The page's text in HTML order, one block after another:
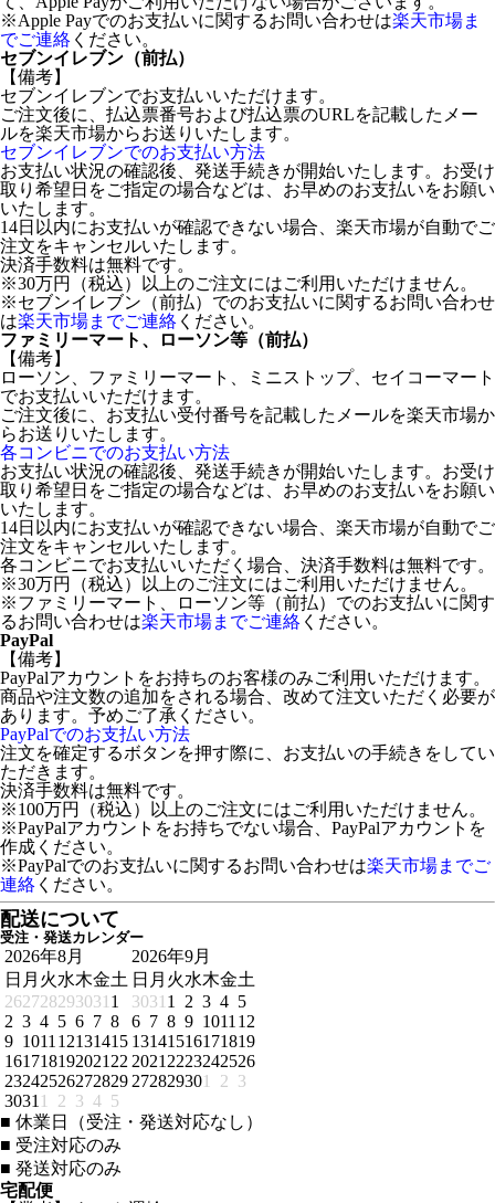
※Apple Payでのお支払いに関するお問い合わせは楽天市場ま
でご連絡 ください。
セブンイレブン（前払）
【備考】
セブンイレブンでお支払いいただけます。
ご注文後に、払込票番号および払込票のURLを記載したメー
ルを楽天市場からお送りいたします。
セブンイレブンでのお支払い方法
お支払い状況の確認後、発送手続きが開始いたします。お受け
取り希望日をご指定の場合などは、お早めのお支払いをお願い
いたします。
14日以内にお支払いが確認できない場合、楽天市場が自動でご
注文をキャンセルいたします。
決済手数料は無料です。
※30万円（税込）以上のご注文にはご利用いただけません。
※セブンイレブン（前払）でのお支払いに関するお問い合わせ
は楽天市場までご連絡 ください。
ファミリーマート、ローソン等（前払）
【備考】
ローソン、ファミリーマート、ミニストップ、セイコーマート
でお支払いいただけます。
ご注文後に、お支払い受付番号を記載したメールを楽天市場か
らお送りいたします。
各コンビニでのお支払い方法
お支払い状況の確認後、発送手続きが開始いたします。お受け
取り希望日をご指定の場合などは、お早めのお支払いをお願い
いたします。
14日以内にお支払いが確認できない場合、楽天市場が自動でご
注文をキャンセルいたします。
各コンビニでお支払いいただく場合、決済手数料は無料です。
※30万円（税込）以上のご注文にはご利用いただけません。
※ファミリーマート、ローソン等（前払）でのお支払いに関す
るお問い合わせは楽天市場までご連絡 ください。
PayPal
【備考】
PayPalアカウントをお持ちのお客様のみご利用いただけます。
商品や注文数の追加をされる場合、改めて注文いただく必要が
あります。予めご了承ください。
PayPalでのお支払い方法
注文を確定するボタンを押す際に、お支払いの手続きをしてい
ただきます。
決済手数料は無料です。
※100万円（税込）以上のご注文にはご利用いただけません。
※PayPalアカウントをお持ちでない場合、PayPalアカウントを
作成ください。
※PayPalでのお支払いに関するお問い合わせは楽天市場までご
連絡 ください。
配送について
受注・発送カレンダー
2026年8月
日 月 火水木金土
262728293031 1
2 3 4 5 6 7 8
9 1011 12131415
161718192021 22
23242526272829
3031 1 2 3 4 5
2026年9月
日 月 火水木金土
3031 1 2 3 4 5
6 7 8 9 1011 12
13141516171819
2021 2223242526
272829301 2 3
■ 休業日（受注・発送対応なし）
■ 受注対応のみ
■ 発送対応のみ
宅配便